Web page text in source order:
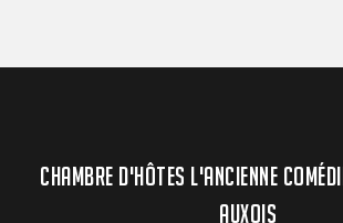
CHAMBRE D'HÔTES L'ANCIENNE
AUXOIS